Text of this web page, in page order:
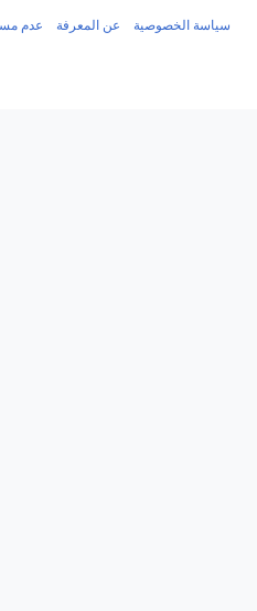
سياسة الخصوصية عن المعرفة عدم